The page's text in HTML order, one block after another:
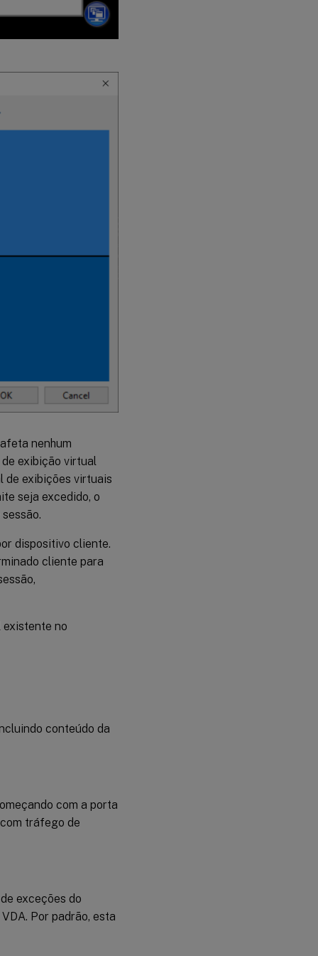
nenhum
exibição virtual
de exibições virtuais
seja excedido, o
dispositivo cliente.
cliente para
existente no
conteúdo da
com a porta
tráfego de
exceções do
Por padrão, esta